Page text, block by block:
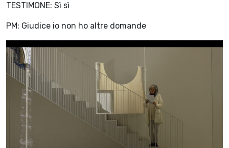
TESTIMONE: Sì sì
PM: Giudice io non ho altre domande